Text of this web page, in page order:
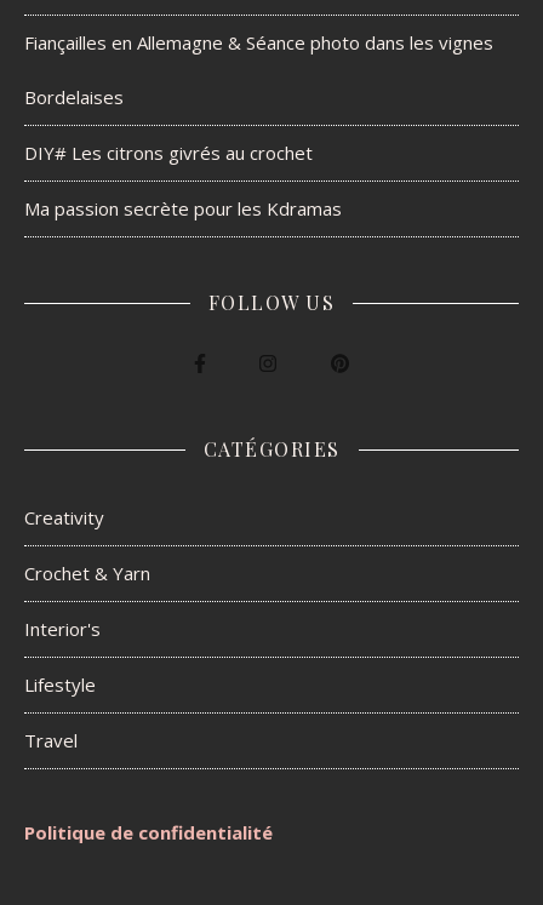
Fiançailles en Allemagne & Séance photo dans les vignes
Bordelaises
DIY# Les citrons givrés au crochet
Ma passion secrète pour les Kdramas
FOLLOW US
CATÉGORIES
Creativity
Crochet & Yarn
Interior's
Lifestyle
Travel
Politique de confidentialité